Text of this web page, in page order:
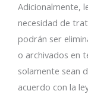
Adicionalmente,
necesidad de
podrán ser
o archivados en
solamente sean
acuerdo con la